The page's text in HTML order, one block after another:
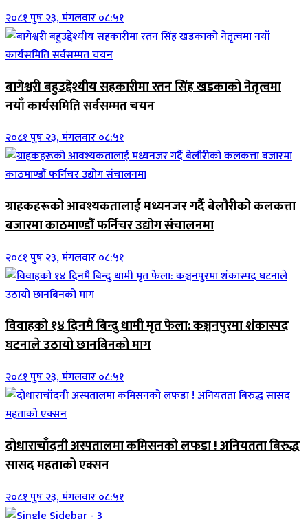
२०८१ पुष २३, मंगलवार ०८:५१
बागेश्वरी बहुउद्देश्यीय सहकारीमा रतन सिंह खडकाको नेतृत्वमा
नयाँ कार्यसमिति सर्वसम्मत चयन
२०८१ पुष २३, मंगलवार ०८:५१
ग्राहकहरूको आवश्यकतालाई मध्यनजर गर्दै बेलौरीको कलकत्ता
बजारमा काठमाण्डौं फर्निचर उद्योग संचालनमा
२०८१ पुष २३, मंगलवार ०८:५१
विवाहको १४ दिनमै बिन्दु धामी मृत फेला: कञ्चनपुरमा शंकास्पद
घटनाले उठायो छानबिनको माग
२०८१ पुष २३, मंगलवार ०८:५१
दोधाराचाँदनी अस्पतालमा कमिसनको लफडा ! अनियतता बिरुद्ध
सासद महताको एक्सन
२०८१ पुष २३, मंगलवार ०८:५१